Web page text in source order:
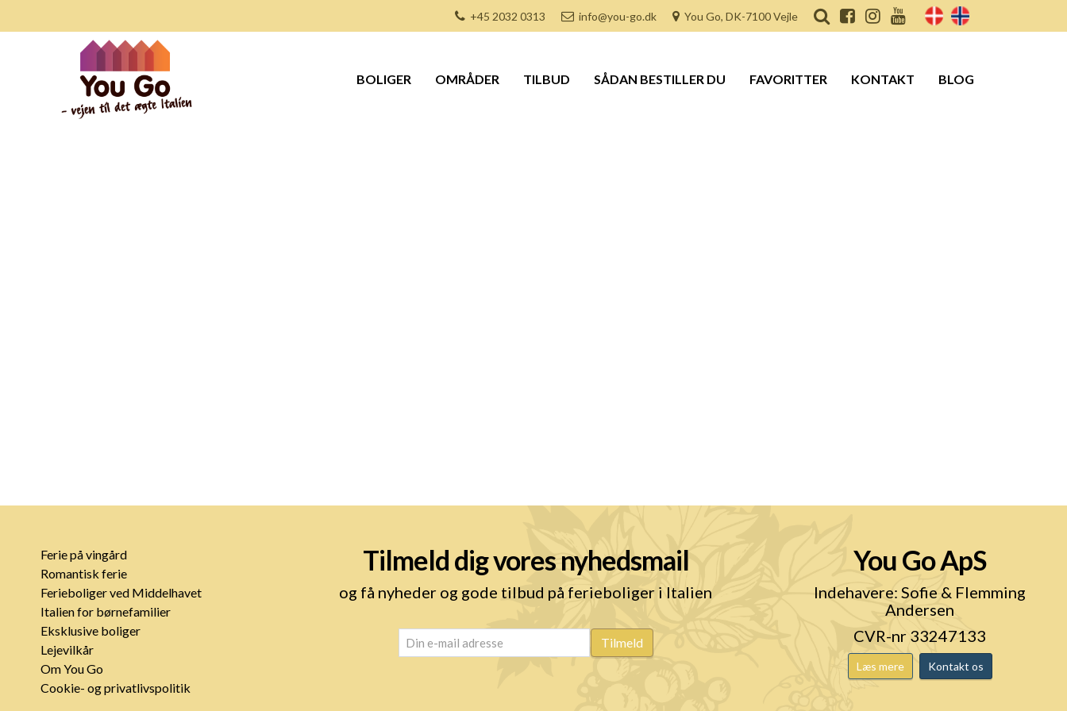
+45 2032 0313 info@you-go.dk You Go, DK-7100 Vejle
BOLIGER OMRÅDER TILBUD SÅDAN BESTILLER DU FAVORITTER KONTAKT BLOG
Ferie på vingård
Romantisk ferie
Ferieboliger ved Middelhavet
Italien for børnefamilier
Eksklusive boliger
Lejevilkår
Om You Go
Cookie- og privatlivspolitik
Tilmeld dig vores nyhedsmail
og få nyheder og gode tilbud på ferieboliger i Italien
email (Påkrævet) Tilmeld
You Go ApS
Indehavere: Sofie & Flemming
Andersen
CVR-nr 33247133
Læs mere Kontakt os